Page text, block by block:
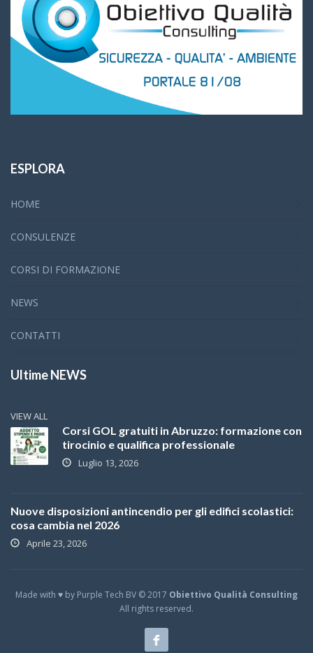
ESPLORA
HOME
CONSULENZE
CORSI DI FORMAZIONE
NEWS
CONTATTI
Ultime NEWS
VIEW ALL
Corsi GOL gratuiti in Abruzzo: formazione con
tirocinio e qualifica professionale
Luglio 13, 2026
Nuove disposizioni antincendio per gli edifici scolastici:
cosa cambia nel 2026
Aprile 23, 2026
Made with ♥ by Purple Tech BV © 2017 Obiettivo Qualità Consulting
All rights reserved.